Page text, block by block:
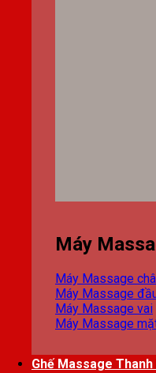
Máy
Máy Massage
Máy Massage
Máy Massage vai
Máy Massage
Ghế Massage Thanh